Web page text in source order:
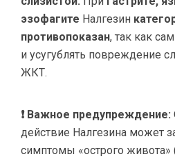
эзофагите Налгезин
противопоказан, так как
и усугублять повреждение
ЖКТ.
❗ Важное предупреждение:
действие Налгезина может
симптомы «острого живота»